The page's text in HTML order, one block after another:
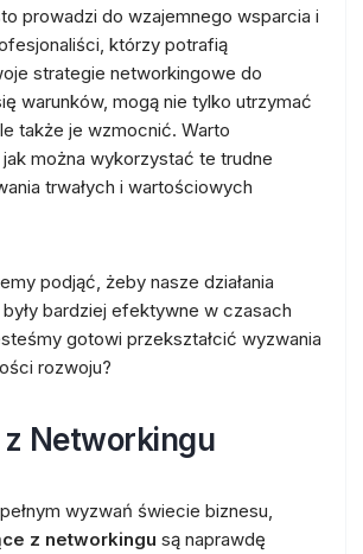
prowadzi do wzajemnego wsparcia i
którzy potrafią
strategie networkingowe do
warunków, mogą nie tylko utrzymać
także je wzmocnić. Warto
można wykorzystać te trudne
trwałych i wartościowych
podjąć, żeby nasze działania
bardziej efektywne w czasach
gotowi przekształcić wyzwania
rozwoju?
Networkingu
wyzwań świecie biznesu,
z networkingu są naprawdę